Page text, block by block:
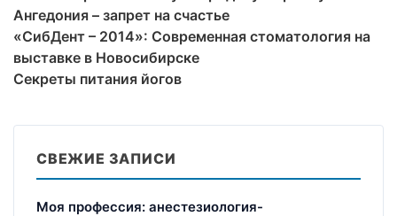
Ангедония – запрет на счастье
«СибДент – 2014»: Современная стоматология на
выставке в Новосибирске
Секреты питания йогов
СВЕЖИЕ ЗАПИСИ
Моя профессия: анестезиология-